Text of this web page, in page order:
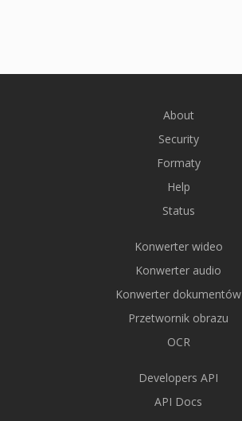
About
Security
Formaty
Help
Status
Konwerter wideo
Konwerter audio
Konwerter dokumentów
Przetwornik obrazu
OCR
Developers API
API Docs